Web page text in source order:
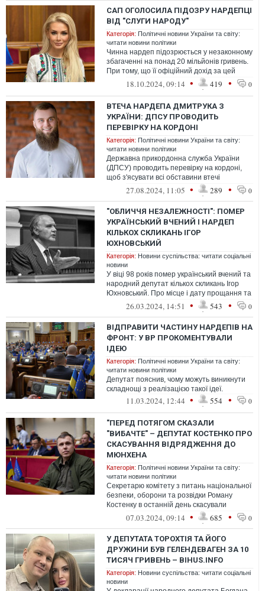
САП ОГОЛОСИЛА ПІДОЗРУ НАРДЕПЦІ
ВІД "СЛУГИ НАРОДУ"
Категорія: Політичні новини України та світу:
читати новини політики
Чинна нардеп підозрюється у незаконному
збагаченні на понад 20 мільйонів гривень.
При тому, що її офіційний дохід за цей
період та заощадження станови...
18.10.2024, 09:14 • 419 • 0
ВТЕЧА НАРДЕПА ДМИТРУКА З
УКРАЇНИ: ДПСУ ПРОВОДИТЬ
ПЕРЕВІРКУ НА КОРДОНІ
Категорія: Політичні новини України та світу:
читати новини політики
Державна прикордонна служба України
(ДПСУ) проводить перевірку на кордоні,
щоб з'ясувати всі обставини втечі
народного депутата Артема Дмитрука за
27.08.2024, 11:05 • 289 • 0
"ОБЛИЧЧЯ НЕЗАЛЕЖНОСТІ": ПОМЕР
УКРАЇНСЬКИЙ ВЧЕНИЙ І НАРДЕП
КІЛЬКОХ СКЛИКАНЬ ІГОР
ЮХНОВСЬКИЙ
Категорія: Новини суспільства: читати соціальні
новини
У віці 98 років помер український вчений та
народний депутат кількох скликань Ігор
Юхновський. Про місце і дату прощання та
поховання буде відомо пізн...
26.03.2024, 14:51 • 543 • 0
ВІДПРАВИТИ ЧАСТИНУ НАРДЕПІВ НА
ФРОНТ: У ВР ПРОКОМЕНТУВАЛИ
ІДЕЮ
Категорія: Політичні новини України та світу:
читати новини політики
Депутат пояснив, чому можуть виникнути
складнощі з реалізацією такої ідеї.
11.03.2024, 12:44 • 554 • 0
"ПЕРЕД ПОТЯГОМ СКАЗАЛИ
"ВИБАЧТЕ" – ДЕПУТАТ КОСТЕНКО ПРО
СКАСУВАННЯ ВІДРЯДЖЕННЯ ДО
МЮНХЕНА
Категорія: Політичні новини України та світу:
читати новини політики
Секретарю комітету з питань національної
безпеки, оборони та розвідки Роману
Костенку в останній день скасували
відрядження на Мюнхенську конференцію
07.03.2024, 09:14 • 685 • 0
У ДЕПУТАТА ТОРОХТІЯ ТА ЙОГО
ДРУЖИНИ БУВ ГЕЛЕНДЕВАГЕН ЗА 10
ТИСЯЧ ГРИВЕНЬ – BIHUS.INFO
Категорія: Новини суспільства: читати соціальні
новини